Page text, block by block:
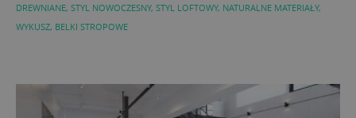
DREWNIANE, STYL NOWOCZESNY, STYL LOFTOWY, NATURALNE MATERIAŁY,
WYKUSZ, BELKI STROPOWE